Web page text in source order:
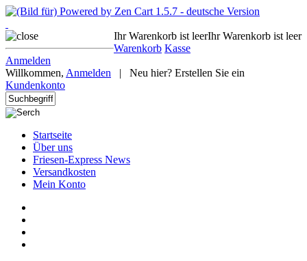
Ihr Warenkorb ist leer
Warenkorb Kasse
Ihr Warenkorb ist leer
Anmelden
Willkommen, Anmelden |
Neu hier? Erstellen Sie ein
Kundenkonto
Startseite
Über uns
Friesen-Express News
Versandkosten
Mein Konto